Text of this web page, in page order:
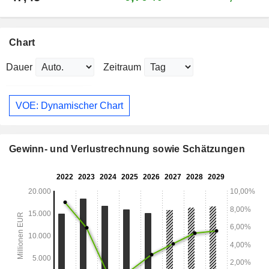
Chart
Dauer Zeitraum
VOE: Dynamischer Chart
Gewinn- und Verlustrechnung sowie Schätzungen